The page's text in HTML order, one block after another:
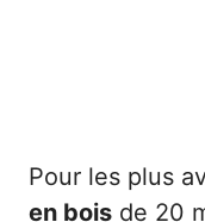
Pour les plus
en bois de 20